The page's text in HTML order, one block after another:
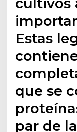
Estas
que se
par de